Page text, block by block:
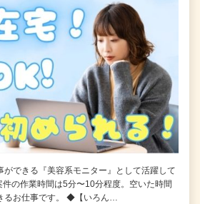
ができる『美容系モニター』として活躍して
件の作業時間は5分〜10分程度。空いた時間
るお仕事です。 ◆【いろん…